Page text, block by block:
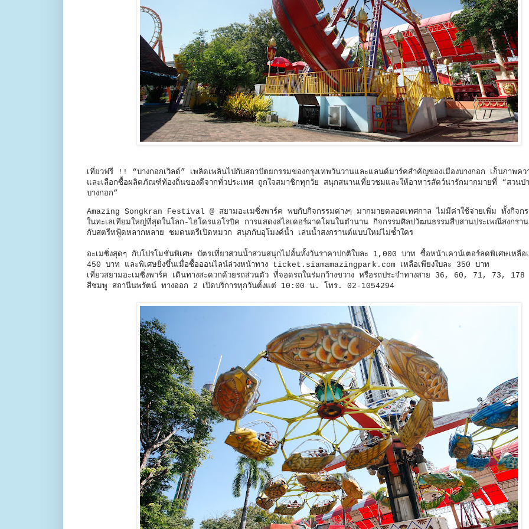
เที่ยวฟรี !! “บางกอกเวิลด์” เพลิดเพลินไปกับสถาปัตยกรรมของกรุงเทพวันวานและแลนด์มาร์คสำคัญของเมืองบางกอก เก็บภาพคว
และเลือกซื้อผลิตภัณฑ์ท้องถิ่นของดีจากทั่วประเทศ ถูกใจสมาชิกทุกวัย สนุกสนานเที่ยวชมและให้อาหารสัตว์น่ารักมากมายที่ “สวนป่า
บางกอก”
Amazing Songkran Festival @ สยามอะเมซิ่งพาร์ค พบกับกิจกรรมต่างๆ มากมายตลอดเทศกาล ไม่มีค่าใช้จ่ายเพิ่ม ทั้งกิจกร
ในทะเลเทียมใหญ่ที่สุดในโลก-ไฮโดรแอโรบิค การแสดงสไลเดอร์ผาดโผนในตำนาน กิจกรรมศิลปวัฒนธรรมสืบสานประเพณีสงกรา
กับสตรีทฟู้ดหลากหลาย ชมดนตรีเปิดหมวก สนุกกับอุโมงค์น้ำ เล่นน้ำสงกรานต์แบบใหม่ไม่ซ้ำใคร
อะเมซิ่งสุดๆ กับโปรโมชั่นพิเศษ บัตรเที่ยวสวนน้ำสวนสนุกไม่อั้นทั้งวันราคาปกติใบละ 1,000 บาท ซื้อหน้าเคาน์เตอร์ลดพิเศษเหลือเ
450 บาท และพิเศษยิ่งขึ้นเมื่อซื้อออนไลน์ล่วงหน้าทาง ticket.siamamazingpark.com เหลือเพียงใบละ 350 บาท
เที่ยวสยามอะเมซิ่งพาร์ค เดินทางสะดวกด้วยรถส่วนตัว ที่จอดรถในร่มกว้างขวาง หรือรถประจำทางสาย 36, 60, 71, 73, 178
สีชมพู สถานีนพรัตน์ ทางออก 2 เปิดบริการทุกวันตั้งแต่ 10:00 น. โทร. 02-1054294